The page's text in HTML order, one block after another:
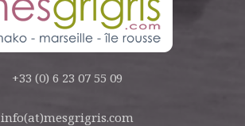
+33 (0) 6 23 07 55 09
info(at)mesgrigris.com